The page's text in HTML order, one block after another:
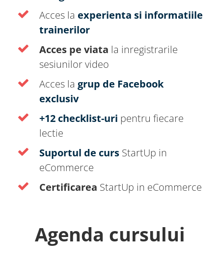
Acces la experienta si informatiile
trainerilor
Acces pe viata la inregistrarile
sesiunilor video
Acces la grup de Facebook
exclusiv
+12 checklist-uri pentru fiecare
lectie
Suportul de curs StartUp in
eCommerce
Certificarea StartUp in eCommerce
Agenda cursului